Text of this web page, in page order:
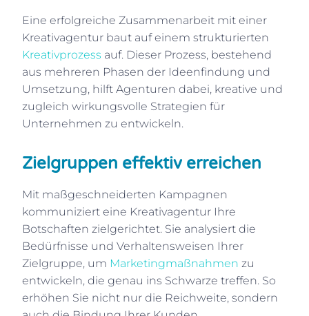
Eine erfolgreiche Zusammenarbeit mit einer
Kreativagentur baut auf einem strukturierten
Kreativprozess auf. Dieser Prozess, bestehend
aus mehreren Phasen der Ideenfindung und
Umsetzung, hilft Agenturen dabei, kreative und
zugleich wirkungsvolle Strategien für
Unternehmen zu entwickeln.
Zielgruppen effektiv erreichen
Mit maßgeschneiderten Kampagnen
kommuniziert eine Kreativagentur Ihre
Botschaften zielgerichtet. Sie analysiert die
Bedürfnisse und Verhaltensweisen Ihrer
Zielgruppe, um Marketingmaßnahmen zu
entwickeln, die genau ins Schwarze treffen. So
erhöhen Sie nicht nur die Reichweite, sondern